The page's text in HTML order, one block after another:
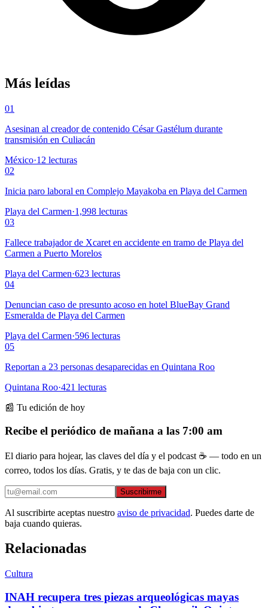
Más leídas
01
Asesinan al creador de contenido César Gastélum durante
transmisión en Culiacán
México·12 lecturas
02
Inicia paro laboral en Complejo Mayakoba en Playa del Carmen
Playa del Carmen·1,998 lecturas
03
Fallece trabajador de Xcaret en accidente en tramo de Playa del
Carmen a Puerto Morelos
Playa del Carmen·623 lecturas
04
Denuncian caso de presunto acoso en hotel BlueBay Grand
Esmeralda de Playa del Carmen
Playa del Carmen·596 lecturas
05
Reportan a 23 personas desaparecidas en Quintana Roo
Quintana Roo·421 lecturas
📰 Tu edición de hoy
Recibe el periódico de mañana a las 7:00 am
El diario para hojear, las claves del día y el podcast ☕ — todo en un
correo, todos los días. Gratis, y te das de baja con un clic.
Suscribirme
Al suscribirte aceptas nuestro aviso de privacidad. Puedes darte de
baja cuando quieras.
Relacionadas
Cultura
INAH recupera tres piezas arqueológicas mayas